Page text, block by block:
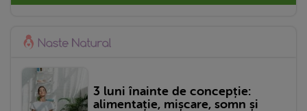
3 luni înainte de concepție:
alimentație, mișcare, somn și